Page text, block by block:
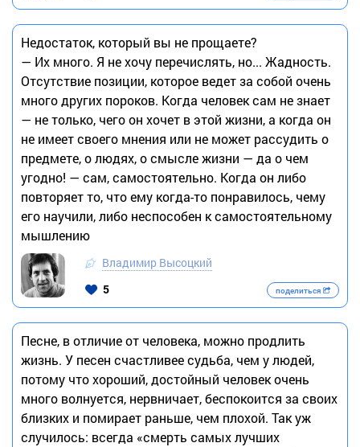
Недостаток, который вы не прощаете?
— Их много. Я не хочу перечислять, но... Жадность.
Отсутствие позиции, которое ведет за собой очень
много других пороков. Когда человек сам не знает
— не только, чего он хочет в этой жизни, а когда он
не имеет своего мнения или не может рассудить о
предмете, о людях, о смысле жизни — да о чем
угодно! — сам, самостоятельно. Когда он либо
повторяет то, что ему когда-то понравилось, чему
его научили, либо неспособен к самостоятельному
мышлению
Владимир Высоцкий
5
поделиться
Песне, в отличие от человека, можно продлить
жизнь. У песен счастливее судьба, чем у людей,
потому что хороший, достойный человек очень
много волнуется, нервничает, беспокоится за своих
близких и помирает раньше, чем плохой. Так уж
случилось: всегда «смерть самых лучших